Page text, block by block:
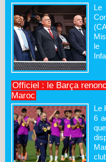
le
Officiel : le Barça
Maroc
Le
6